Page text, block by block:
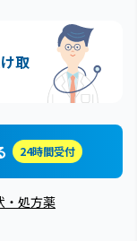
取
24時間受付
・処方薬